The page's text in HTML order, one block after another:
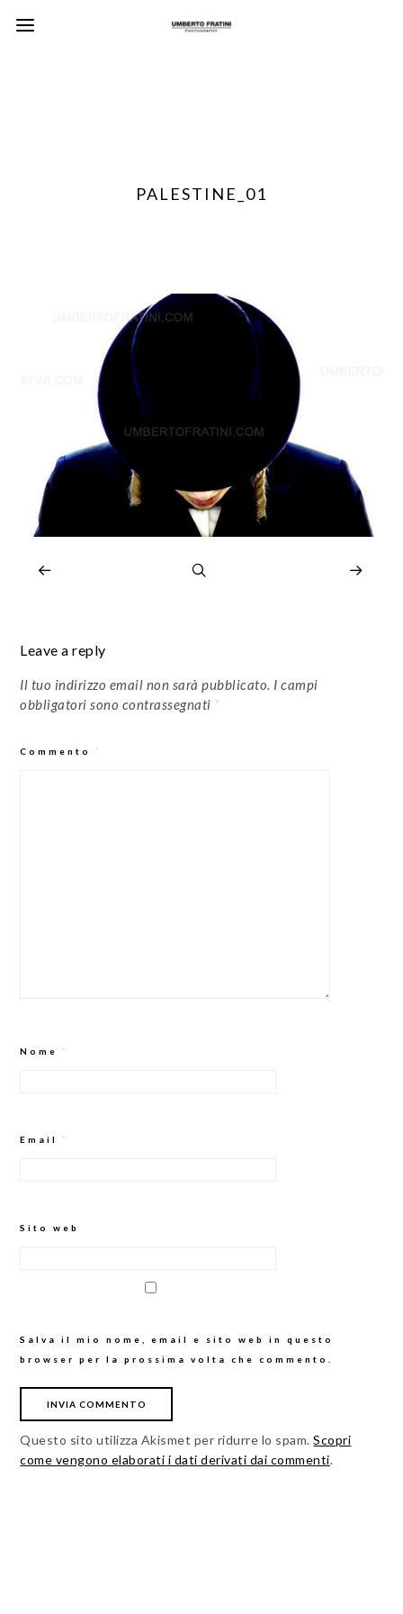
PALESTINE_01
Leave a reply
Il tuo indirizzo email non sarà pubblicato. I campi
obbligatori sono contrassegnati *
Commento *
Nome *
Email *
Sito web
Salva il mio nome, email e sito web in questo
browser per la prossima volta che commento.
Questo sito utilizza Akismet per ridurre lo spam.Scopri
come vengono elaborati i dati derivati dai commenti.